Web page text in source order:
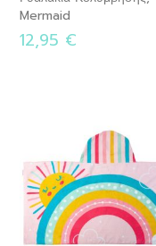
Mermaid
12,95 €